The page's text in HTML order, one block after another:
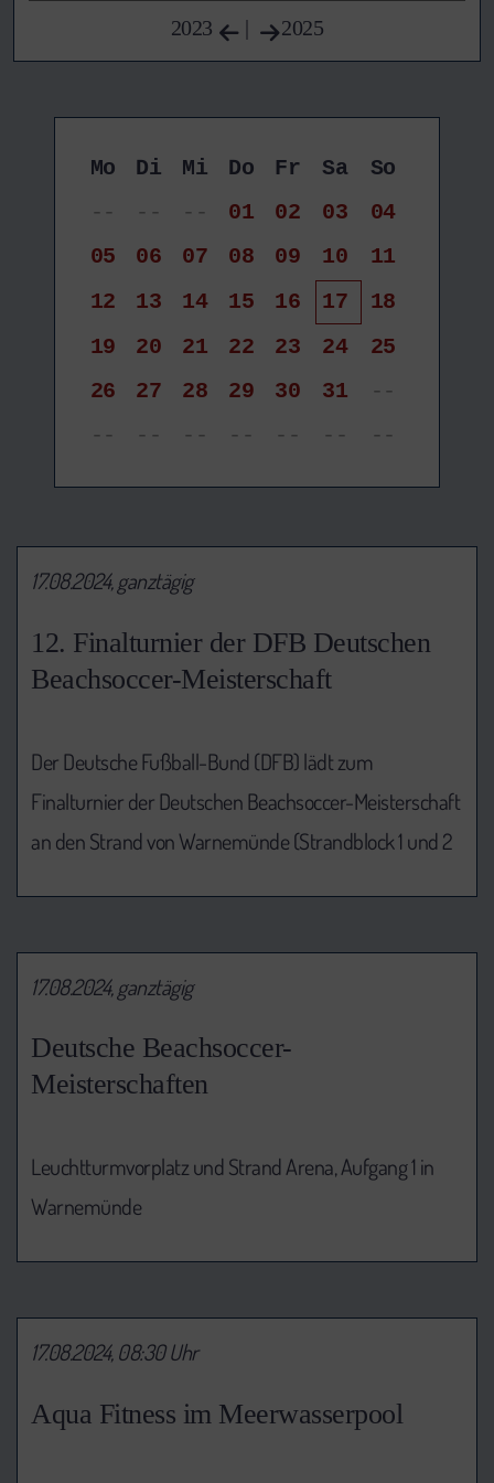
2023 | 2025
Mo Di Mi Do Fr Sa
So
--
-- -- 01 02 03
04
05
06 07 08 09 10
11
12
13 14 15 16 17
18
19
20 21 22 23 24
25
26
27 28 29 30 31
--
--
-- -- -- -- -- --
12. Finalturnier der DFB Deutschen
Beachsoccer-Meisterschaft
17.08.2024, ganztägig
Der Deutsche Fußball-Bund (DFB) lädt zum
Finalturnier der Deutschen Beachsoccer-Meisterschaft
an den Strand von Warnemünde (Strandblock 1 und 2
Deutsche Beachsoccer-
Meisterschaften
17.08.2024, ganztägig
Leuchtturmvorplatz und Strand Arena, Aufgang 1 in
Warnemünde
Aqua Fitness im Meerwasserpool
17.08.2024, 08:30 Uhr